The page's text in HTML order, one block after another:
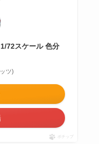
72スケール 色分
ツ)
ポチップ